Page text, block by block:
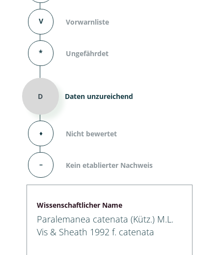
V Vorwarnliste
* Ungefährdet
D Daten unzureichend
⬧ Nicht bewertet
– Kein etablierter Nachweis
Wissenschaftlicher Name
Paralemanea catenata (Kütz.) M.L.
Vis & Sheath 1992 f. catenata